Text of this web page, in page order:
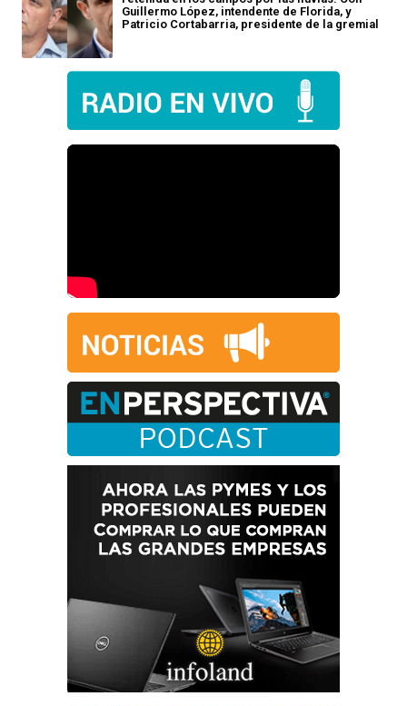
Guillermo López, intendente de Florida, y
Patricio Cortabarria, presidente de la gremial